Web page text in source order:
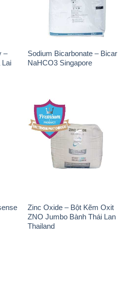
Zinc Oxide – Bột Kẽm Oxit
ZNO Jumbo Bành Thái Lan
chung